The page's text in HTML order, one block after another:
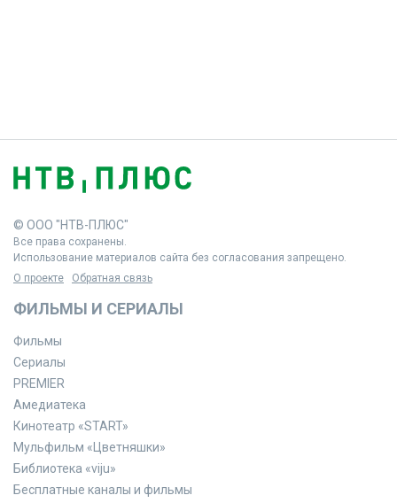
© ООО "НТВ-ПЛЮС"
Все права сохранены.
Использование материалов сайта без согласования запрещено.
О проекте
Обратная связь
ФИЛЬМЫ И СЕРИАЛЫ
Фильмы
Сериалы
PREMIER
Амедиатека
Кинотеатр «START»
Мульфильм «Цветняшки»
Библиотека «viju»
Бесплатные каналы и фильмы